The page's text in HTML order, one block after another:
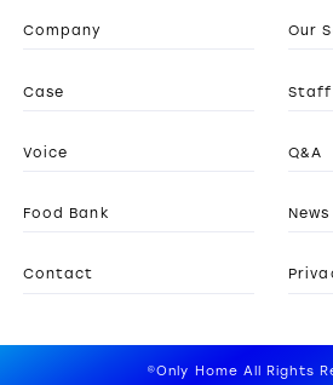
Company Our
Case Staff
Voice Q&A
Food Bank News
Contact
©Only Home All Rights